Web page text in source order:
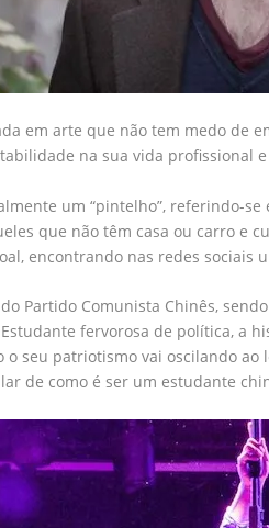
em arte que não tem medo de
na sua vida profissional e
um “pintelho”, referindo-
que não têm casa ou carro e
encontrando nas redes sociais
Partido Comunista Chinês,
fervorosa de política, a
seu patriotismo vai oscilando
de como é ser um estudante